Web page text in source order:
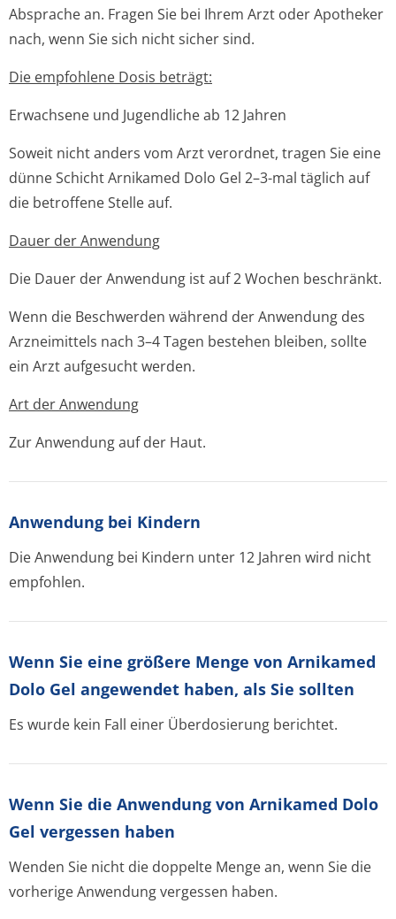
Absprache an. Fragen Sie bei Ihrem Arzt oder Apotheker
nach, wenn Sie sich nicht sicher sind.
Die empfohlene Dosis beträgt:
Erwachsene und Jugendliche ab 12 Jahren
Soweit nicht anders vom Arzt verordnet, tragen Sie eine
dünne Schicht Arnikamed Dolo Gel 2–3-mal täglich auf
die betroffene Stelle auf.
Dauer der Anwendung
Die Dauer der Anwendung ist auf 2 Wochen beschränkt.
Wenn die Beschwerden während der Anwendung des
Arzneimittels nach 3–4 Tagen bestehen bleiben, sollte
ein Arzt aufgesucht werden.
Art der Anwendung
Zur Anwendung auf der Haut.
Anwendung bei Kindern
Die Anwendung bei Kindern unter 12 Jahren wird nicht
empfohlen.
Wenn Sie eine größere Menge von Arnikamed
Dolo Gel angewendet haben, als Sie sollten
Es wurde kein Fall einer Überdosierung berichtet.
Wenn Sie die Anwendung von Arnikamed Dolo
Gel vergessen haben
Wenden Sie nicht die doppelte Menge an, wenn Sie die
vorherige Anwendung vergessen haben.